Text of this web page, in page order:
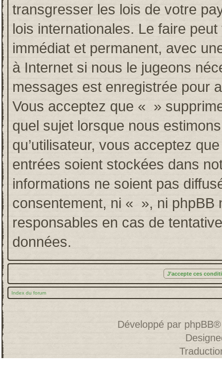
transgresser les lois de votre
lois internationales. Le faire
immédiat et permanent, avec
à Internet si nous le jugeons
messages est enregistrée pour
Vous acceptez que « »
quel sujet lorsque nous
qu’utilisateur, vous acceptez
entrées soient stockées dans
informations ne soient pas
consentement, ni « », ni phpBB
responsables en cas de
données.
Index du forum
Développé par phpBB®